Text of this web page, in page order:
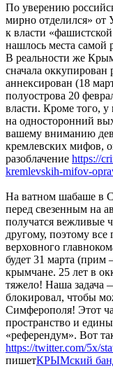
По уверению
мирно отделился» от
к власти
нашлось места самой
В реальности же
сначала оккупирован
аннексирован (18
полуострова 20
власти. Кроме того,
на односторонний
вашему вниманию
кремлевских мифов,
разоблачение https://
kremlevskih-mifov-
На ватном шабаше в
перед свезенным на
получатся вежливые
другому, поэтому
верховного
будет 31 марта
крымчане. 25 лет в
тяжело! Наша задача
блокировал, чтобы
Симферополя! Этот
пространство и
«референдум». Вот
https://twitter.com/5x/
пишетКРЫМский